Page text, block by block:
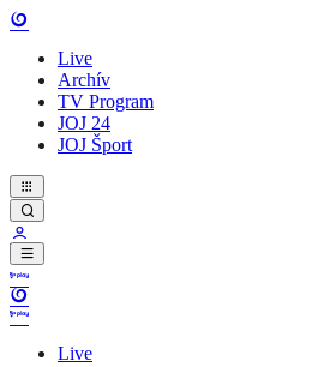
Live
Archív
TV Program
JOJ 24
JOJ Šport
Live